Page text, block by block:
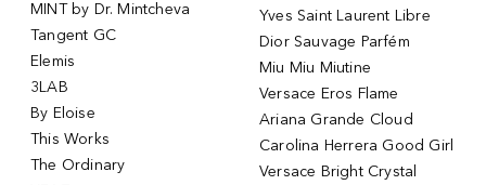
MINT by Dr. Mintcheva
Tangent GC
Elemis
3LAB
By Eloise
This Works
The Ordinary
Yves Saint Laurent Libre
Dior Sauvage Parfém
Miu Miu Miutine
Versace Eros Flame
Ariana Grande Cloud
Carolina Herrera Good Girl
Versace Bright Crystal